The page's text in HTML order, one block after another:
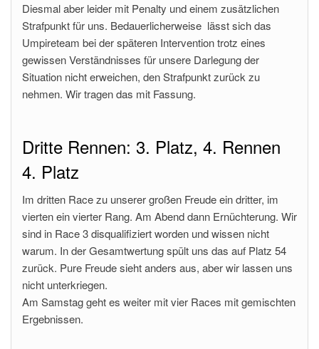
Diesmal aber leider mit Penalty und einem zusätzlichen
Strafpunkt für uns. Bedauerlicherweise lässt sich das
Umpireteam bei der späteren Intervention trotz eines
gewissen Verständnisses für unsere Darlegung der
Situation nicht erweichen, den Strafpunkt zurück zu
nehmen. Wir tragen das mit Fassung.
Dritte Rennen: 3. Platz, 4. Rennen
4. Platz
Im dritten Race zu unserer großen Freude ein dritter, im
vierten ein vierter Rang. Am Abend dann Ernüchterung. Wir
sind in Race 3 disqualifiziert worden und wissen nicht
warum. In der Gesamtwertung spült uns das auf Platz 54
zurück. Pure Freude sieht anders aus, aber wir lassen uns
nicht unterkriegen.
Am Samstag geht es weiter mit vier Races mit gemischten
Ergebnissen.